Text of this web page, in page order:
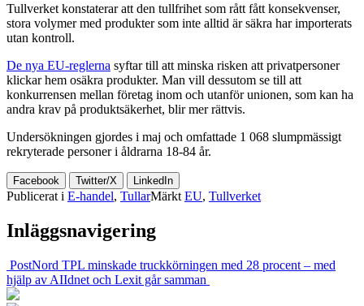
Tullverket konstaterar att den tullfrihet som rått fått konsekvenser,
stora volymer med produkter som inte alltid är säkra har importerats
utan kontroll.
De nya EU-reglerna syftar till att minska risken att privatpersoner
klickar hem osäkra produkter. Man vill dessutom se till att
konkurrensen mellan företag inom och utanför unionen, som kan ha
andra krav på produktsäkerhet, blir mer rättvis.
Undersökningen gjordes i maj och omfattade 1 068 slumpmässigt
rekryterade personer i åldrarna 18-84 år.
Facebook Twitter/X LinkedIn
Publicerat i E-handel, TullarMärkt EU, Tullverket
Inläggsnavigering
PostNord TPL minskade truckkörningen med 28 procent – med
hjälp av AIIdnet och Lexit går samman